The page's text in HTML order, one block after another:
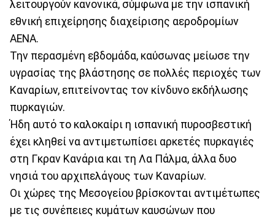
λειτουργούν κανονικά, σύμφωνα με την ισπανική
εθνική επιχείρησης διαχείρισης αεροδρομίων
AENA.
Την περασμένη εβδομάδα, καύσωνας μείωσε την
υγρασίας της βλάστησης σε πολλές περιοχές των
Καναρίων, επιτείνοντας τον κίνδυνο εκδήλωσης
πυρκαγιών.
Ήδη αυτό το καλοκαίρι η ισπανική πυροσβεστική
έχει κληθεί να αντιμετωπίσει αρκετές πυρκαγιές
στη Γκραν Κανάρια και τη Λα Πάλμα, άλλα δυο
νησιά του αρχιπελάγους των Καναρίων.
Οι χώρες της Μεσογείου βρίσκονται αντιμέτωπες
με τις συνέπειες κυμάτων καυσώνων που